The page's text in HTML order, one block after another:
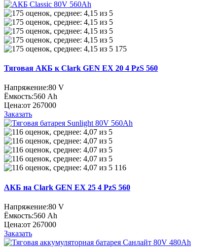
175
Тяговая АКБ к Clark GEN EX 20 4 PzS 560
Напряжение:80 V
Ёмкость:560 Ah
Цена:от 267000
Заказать
116
АКБ на Clark GEN EX 25 4 PzS 560
Напряжение:80 V
Ёмкость:560 Ah
Цена:от 267000
Заказать